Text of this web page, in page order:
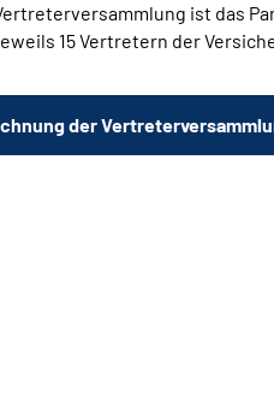
ist das
15 Vertretern der
der